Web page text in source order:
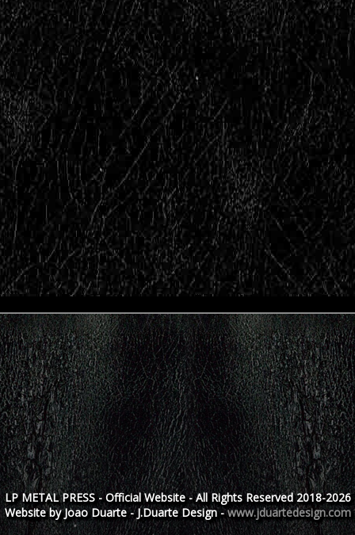
LP METAL PRESS - Official Website - All Rights Reserved 2018-2026
Website by Joao Duarte - J.Duarte Design -www.jduartedesign.com